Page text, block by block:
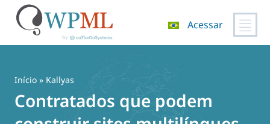
Acessar
Início » Kallyas
Contratados que podem